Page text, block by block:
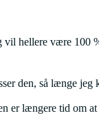
hellere være
den, så længe
er længere tid om